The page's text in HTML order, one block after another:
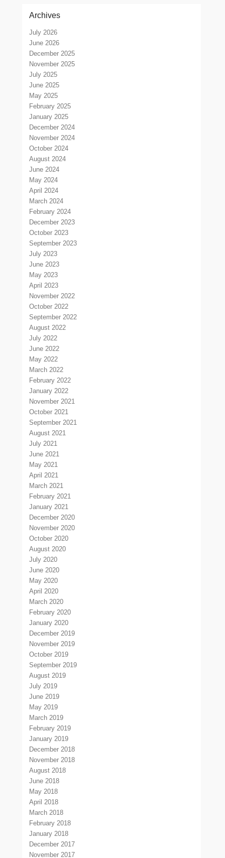
Archives
July 2026
June 2026
December 2025
November 2025
July 2025
June 2025
May 2025
February 2025
January 2025
December 2024
November 2024
October 2024
August 2024
June 2024
May 2024
April 2024
March 2024
February 2024
December 2023
October 2023
September 2023
July 2023
June 2023
May 2023
April 2023
November 2022
October 2022
September 2022
August 2022
July 2022
June 2022
May 2022
March 2022
February 2022
January 2022
November 2021
October 2021
September 2021
August 2021
July 2021
June 2021
May 2021
April 2021
March 2021
February 2021
January 2021
December 2020
November 2020
October 2020
August 2020
July 2020
June 2020
May 2020
April 2020
March 2020
February 2020
January 2020
December 2019
November 2019
October 2019
September 2019
August 2019
July 2019
June 2019
May 2019
March 2019
February 2019
January 2019
December 2018
November 2018
August 2018
June 2018
May 2018
April 2018
March 2018
February 2018
January 2018
December 2017
November 2017